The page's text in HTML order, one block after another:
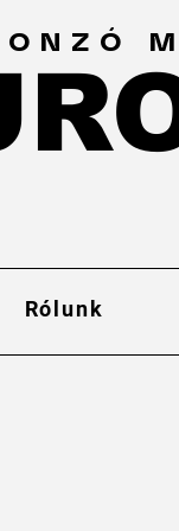
Rólunk